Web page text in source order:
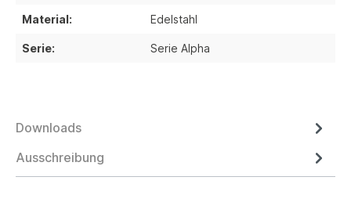
Material: Edelstahl
Serie: Serie Alpha
Downloads
Ausschreibung